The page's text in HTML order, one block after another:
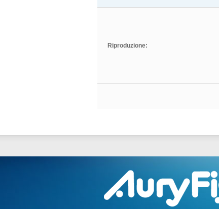
Riproduzione: